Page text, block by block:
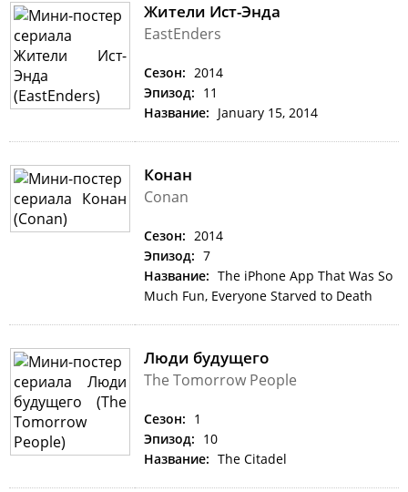
Жители Ист-Энда
EastEnders
Сезон: 2014
Эпизод: 11
Название: January 15, 2014
Конан
Conan
Сезон: 2014
Эпизод: 7
Название: The iPhone App That Was So
Much Fun, Everyone Starved to Death
Люди будущего
The Tomorrow People
Сезон: 1
Эпизод: 10
Название: The Citadel